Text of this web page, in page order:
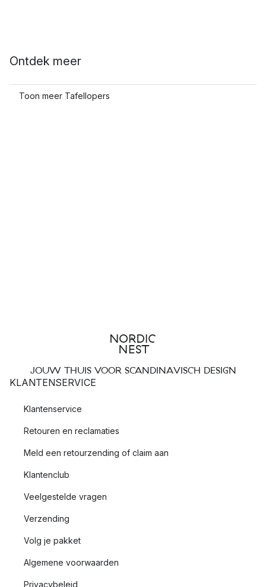
Ontdek meer
Toon meer Tafellopers
JOUW THUIS VOOR SCANDINAVISCH DESIGN
KLANTENSERVICE
Klantenservice
Retouren en reclamaties
Meld een retourzending of claim aan
Klantenclub
Veelgestelde vragen
Verzending
Volg je pakket
Algemene voorwaarden
Privacybeleid